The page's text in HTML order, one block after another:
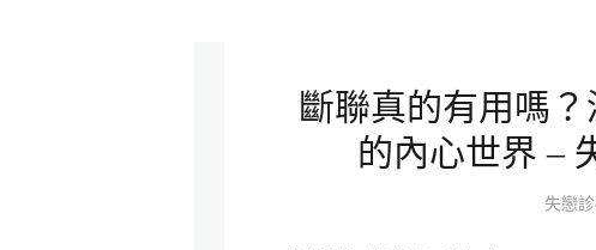
斷聯真的有用嗎
的內心世界 –
失戀